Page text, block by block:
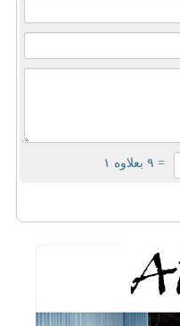
= ۹ بعلاوه ۱